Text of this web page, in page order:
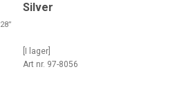
Silver
[I lager]
Art nr. 97-8056